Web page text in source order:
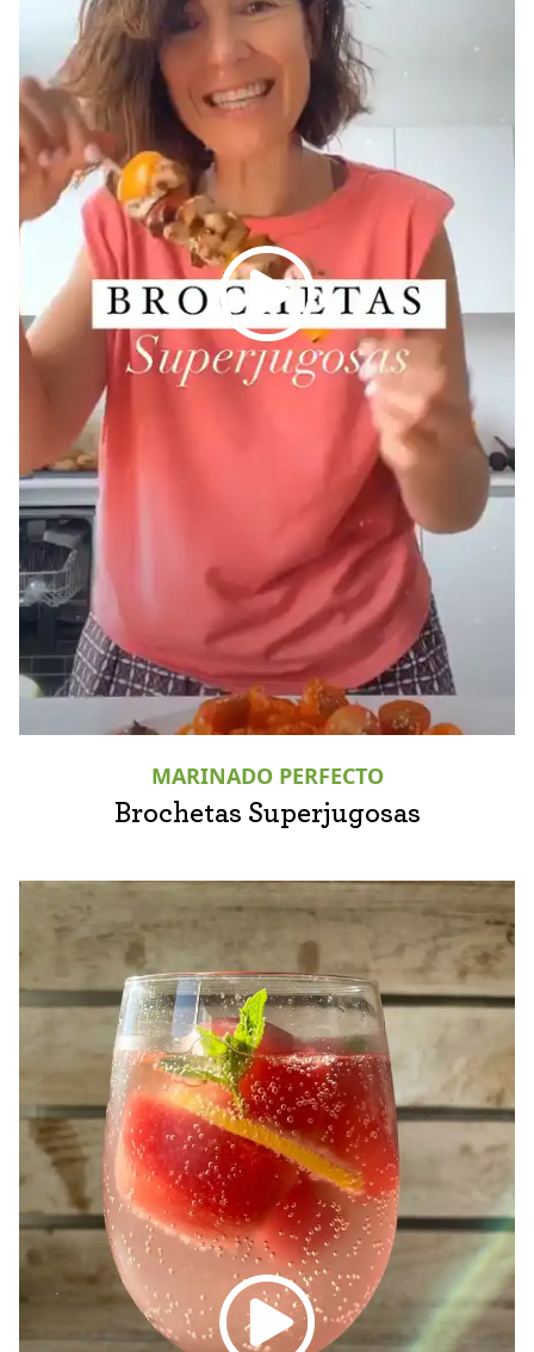
MARINADO PERFECTO
Brochetas Superjugosas